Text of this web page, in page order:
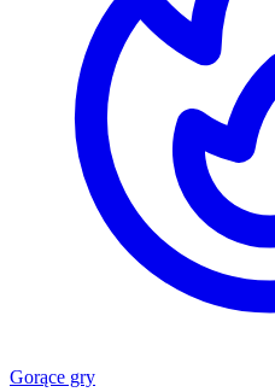
Gorące gry